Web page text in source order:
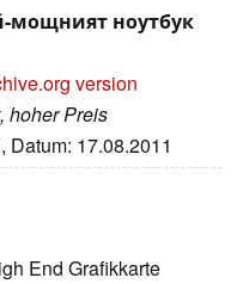
мощният ноутбук
version
hoher Preis
Datum: 17.08.2011
End Grafikkarte